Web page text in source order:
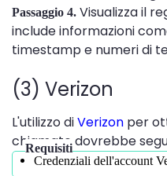
Passaggio 4. Visualizza il
include informazioni
timestamp e numeri di
(3) Verizon
L'utilizzo diVerizon per
chiamate dovrebbe
Requisiti
Credenziali dell'account